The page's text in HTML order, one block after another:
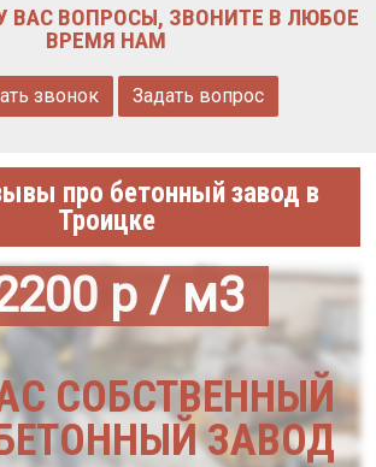
ВАС ВОПРОСЫ, ЗВОНИТЕ В ЛЮБОЕ
ВРЕМЯ НАМ
звонок Задать вопрос
про бетонный завод в
Троицке
р / м3
СОБСТВЕННЫЙ
ЗАВОД